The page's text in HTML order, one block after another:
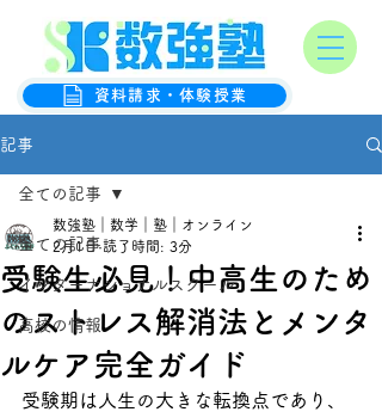
数強塾
オンライン数学克服塾
資料請求・体験授業
記事
全ての記事
インターナショナルスクール
高校の情報
全ての記事
受験生必見！中高生のため
のストレス解消法とメンタ
ルケア完全ガイド
数強塾｜数学｜塾｜オンライン
2月1日 読了時間: 3分
受験期は人生の大きな転換点であり、